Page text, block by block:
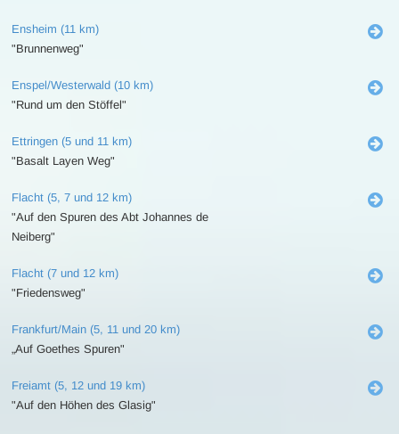
Ensheim (11 km)
"Brunnenweg"
Enspel/Westerwald (10 km)
"Rund um den Stöffel"
Ettringen (5 und 11 km)
"Basalt Layen Weg"
Flacht (5, 7 und 12 km)
"Auf den Spuren des Abt Johannes de
Neiberg"
Flacht (7 und 12 km)
"Friedensweg"
Frankfurt/Main (5, 11 und 20 km)
„Auf Goethes Spuren"
Freiamt (5, 12 und 19 km)
"Auf den Höhen des Glasig"